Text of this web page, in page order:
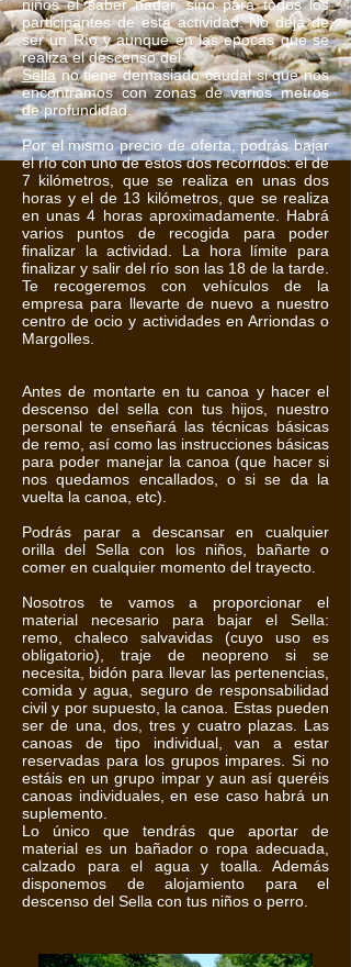
niños el saber nadar, sino para todos los
participantes de esta actividad. No deja de
ser un Río y aunque en las epocas que se
realiza el descenso del
Sellano tiene demasiado caudal si que nos
encontramos con zonas de varios metros
de profundidad.
Por el mismo precio de oferta, podrás bajar
el río con uno de estos dos recorridos: el de
7 kilómetros, que se realiza en unas dos
horas y el de 13 kilómetros, que se realiza
en unas 4 horas aproximadamente. Habrá
varios puntos de recogida para poder
finalizar la actividad. La hora límite para
finalizar y salir del río son las 18 de la tarde.
Te recogeremos con vehículos de la
empresa para llevarte de nuevo a nuestro
centro de ocio y actividades en Arriondas o
Margolles.
Antes de montarte en tu canoa y hacer el
descenso del sella con tus hijos, nuestro
personal te enseñará las técnicas básicas
de remo, así como las instrucciones básicas
para poder manejar la canoa (que hacer si
nos quedamos encallados, o si se da la
vuelta la canoa, etc).
Podrás parar a descansar en cualquier
orilla del Sella con los niños, bañarte o
comer en cualquier momento del trayecto.
Nosotros te vamos a proporcionar el
material necesario para bajar el Sella:
remo, chaleco salvavidas (cuyo uso es
obligatorio), traje de neopreno si se
necesita, bidón para llevar las pertenencias,
comida y agua, seguro de responsabilidad
civil y por supuesto, la canoa. Estas pueden
ser de una, dos, tres y cuatro plazas. Las
canoas de tipo individual, van a estar
reservadas para los grupos impares. Si no
estáis en un grupo impar y aun así queréis
canoas individuales, en ese caso habrá un
suplemento.
Lo único que tendrás que aportar de
material es un bañador o ropa adecuada,
calzado para el agua y toalla. Además
disponemos de alojamiento para el
descenso del Sella con tus niños o perro.